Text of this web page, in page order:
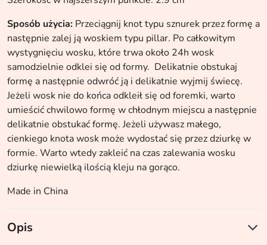
Sposób użycia: Przeciągnij knot typu sznurek przez formę a
następnie zalej ją woskiem typu pillar. Po całkowitym
wystygnięciu wosku, które trwa około 24h wosk
samodzielnie odklei się od formy. Delikatnie obstukaj
formę a następnie odwróć ją i delikatnie wyjmij świecę.
Jeżeli wosk nie do końca odkleił się od foremki, warto
umieścić chwilowo formę w chłodnym miejscu a następnie
delikatnie obstukać formę. Jeżeli używasz małego,
cienkiego knota wosk może wydostać się przez dziurkę w
formie. Warto wtedy zakleić na czas zalewania wosku
dziurkę niewielką ilością kleju na gorąco.
Made in China
Opis